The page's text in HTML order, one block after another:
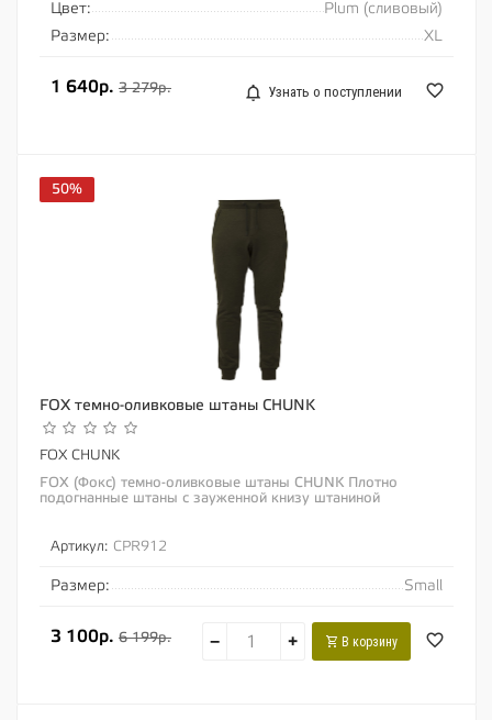
Цвет:
Plum (сливовый)
Размер:
XL
1 640р. 3 279р. Узнать о поступлении
50%
FOX темно-оливковые штаны CHUNK
FOX CHUNK
FOX (Фокс) темно-оливковые штаны CHUNK Плотно
подогнанные штаны с зауженной книзу штаниной
Артикул: CPR912
Размер: Small
3 100р. 6 199р. − + В корзину